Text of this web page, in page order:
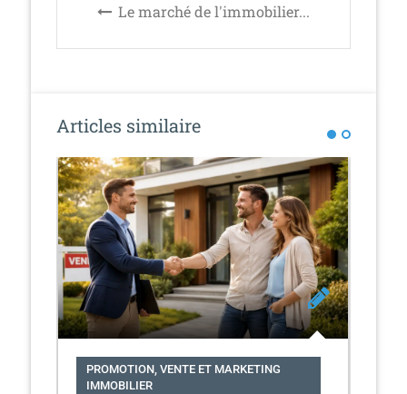
i
t
o
n
Le marché de l'immobilier...
Articles similaire
PROMOTION, VENTE ET MARKETING
IMMOBILIER